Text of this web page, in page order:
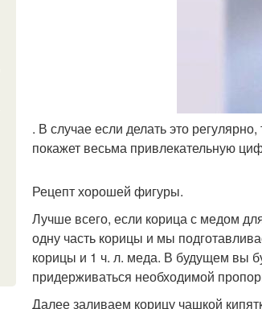
. В случае если делать это
покажет весьма привлекательную
Рецепт хорошей фигуры.
Лучше всего, если корица с медом
одну часть корицы и мы
корицы и 1 ч. л. меда. В будущем вы
придерживаться необходимой
Далее заливаем корицу чашкой